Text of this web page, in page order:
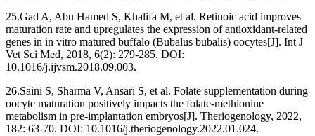
25.Gad A, Abu Hamed S, Khalifa M, et al. Retinoic acid improves
maturation rate and upregulates the expression of antioxidant-related
genes in in vitro matured buffalo (Bubalus bubalis) oocytes[J]. Int J
Vet Sci Med, 2018, 6(2): 279-285. DOI:
10.1016/j.ijvsm.2018.09.003.
26.Saini S, Sharma V, Ansari S, et al. Folate supplementation during
oocyte maturation positively impacts the folate-methionine
metabolism in pre-implantation embryos[J]. Theriogenology, 2022,
182: 63-70. DOI: 10.1016/j.theriogenology.2022.01.024.